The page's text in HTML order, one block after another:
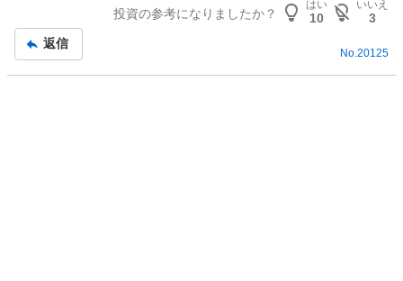
投資の参考になりましたか？
はい
10
いいえ
3
返信
No. 20125